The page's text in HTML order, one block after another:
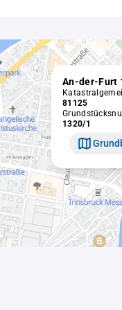
An-der-Furt
81125
1320/1